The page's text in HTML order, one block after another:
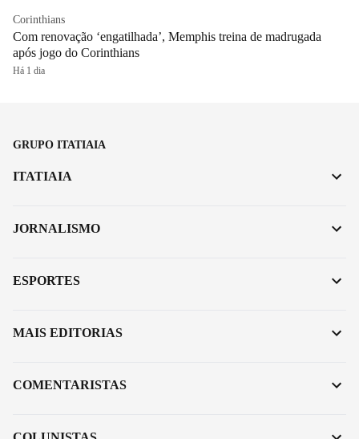
Corinthians
Com renovação ‘engatilhada’, Memphis treina de madrugada
após jogo do Corinthians
Há 1 dia
GRUPO ITATIAIA
ITATIAIA
JORNALISMO
ESPORTES
MAIS EDITORIAS
COMENTARISTAS